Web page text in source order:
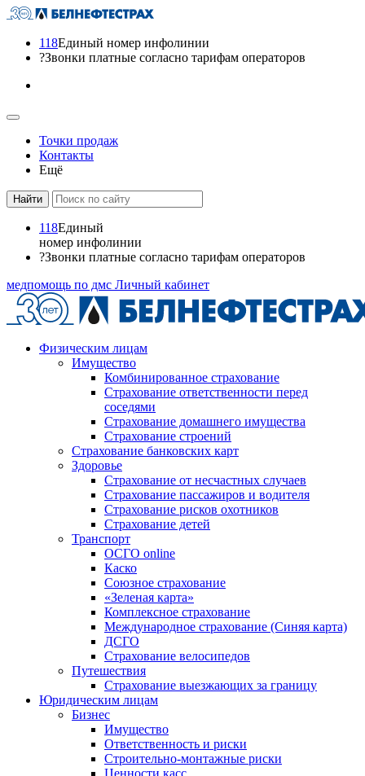
118Единый номер инфолинии
?Звонки платные согласно тарифам операторов
Точки продаж
Контакты
Ещё
118Единый
номер инфолинии
?Звонки платные согласно тарифам операторов
медпомощь по дмс Личный кабинет
Физическим лицам
Имущество
Комбинированное страхование
Страхование ответственности перед
соседями
Страхование домашнего имущества
Страхование строений
Страхование банковских карт
Здоровье
Страхование от несчастных случаев
Страхование пассажиров и водителя
Страхование рисков охотников
Страхование детей
Транспорт
ОСГО online
Каско
Союзное страхование
«Зеленая карта»
Комплексное страхование
Международное страхование (Синяя карта)
ДСГО
Страхование велосипедов
Путешествия
Страхование выезжающих за границу
Юридическим лицам
Бизнес
Имущество
Ответственность и риски
Строительно-монтажные риски
Ценности касс